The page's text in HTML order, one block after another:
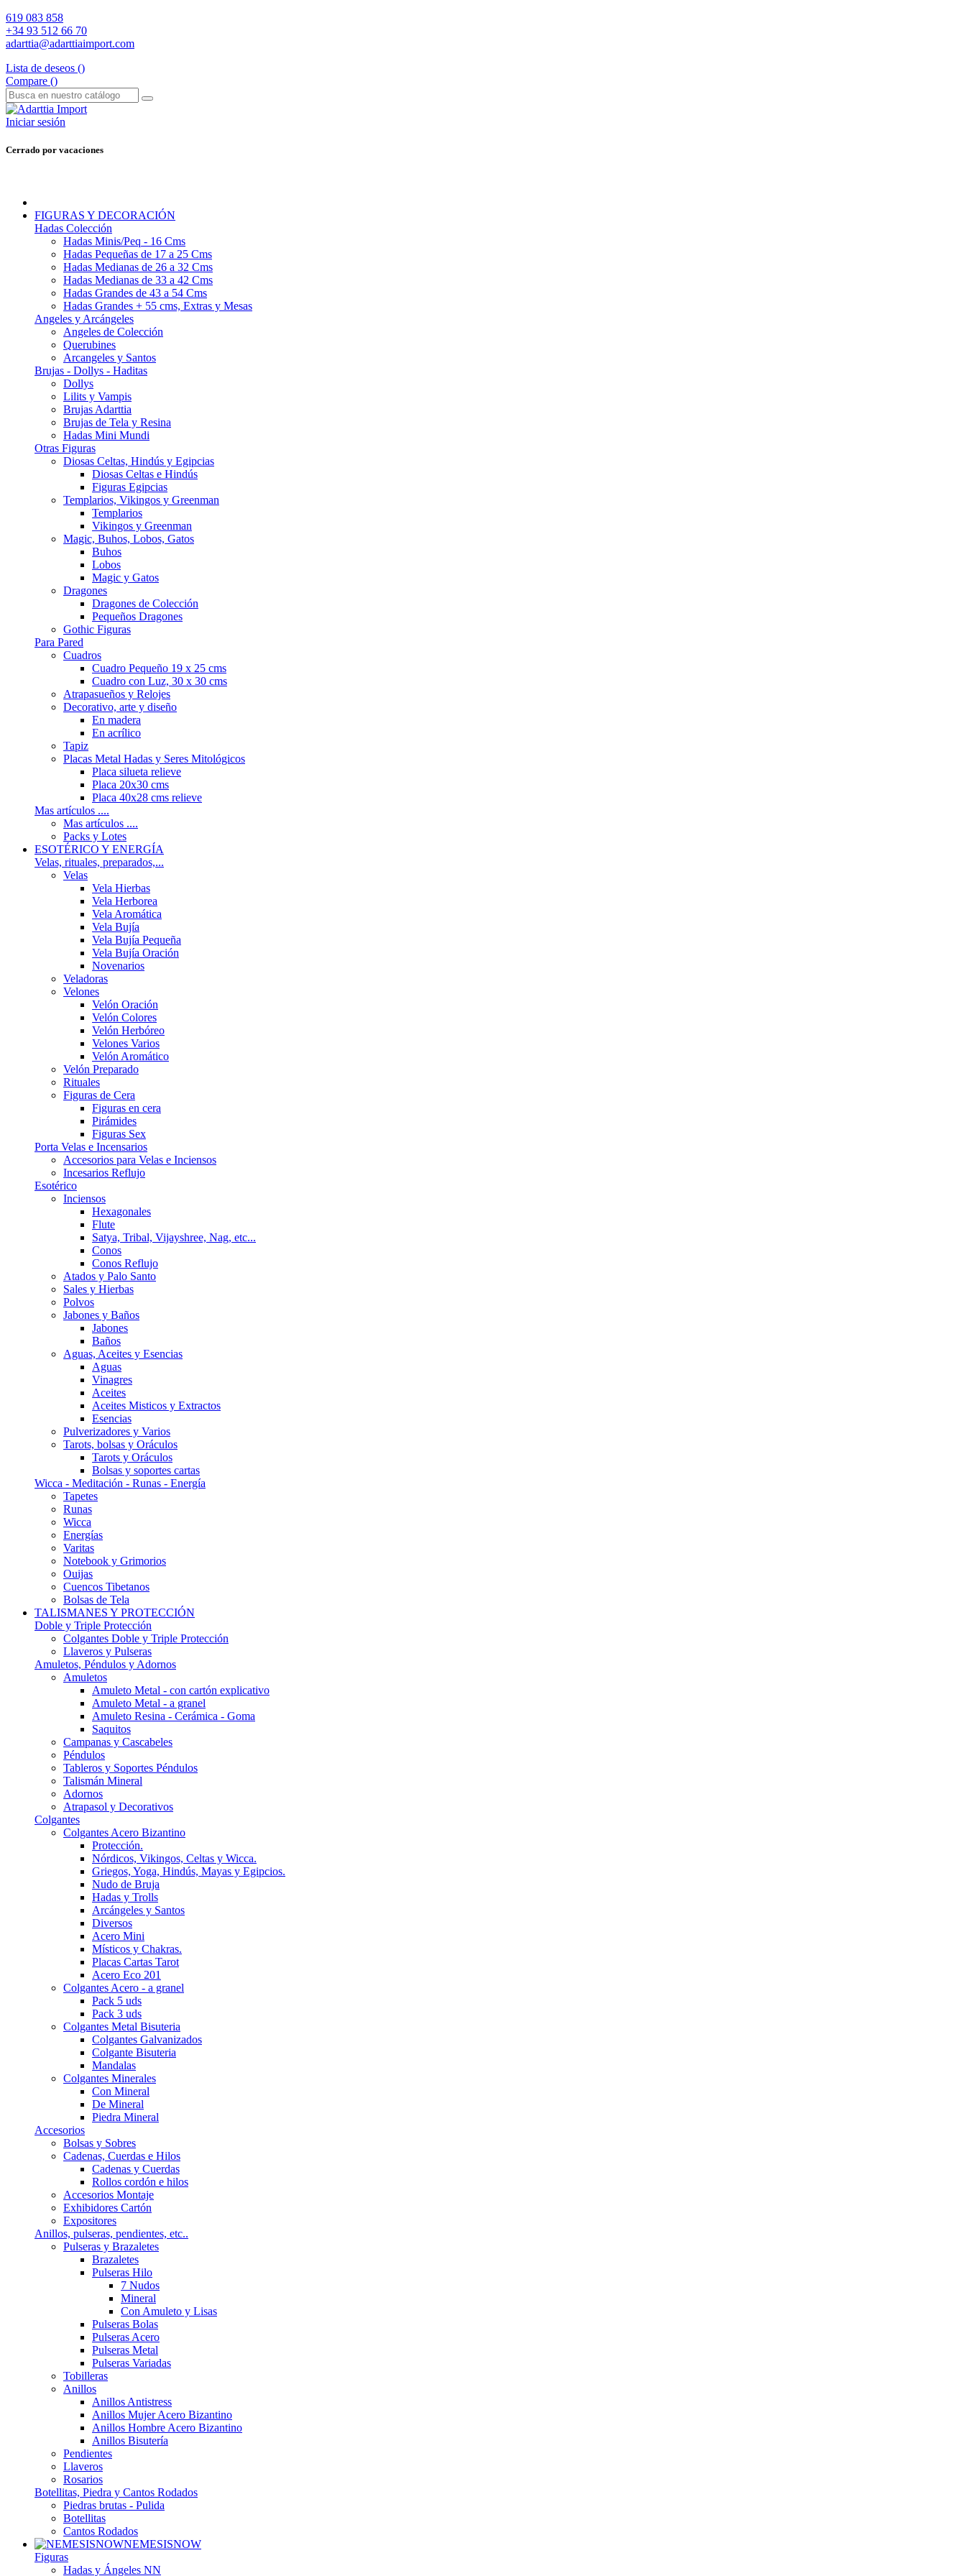
619 083 858
+34 93 512 66 70
adarttia@adarttiaimport.com
Lista de deseos ()
Compare ()
Iniciar sesión
Cerrado por vacaciones
FIGURAS Y DECORACIÓN
Hadas Colección
Hadas Minis/Peq - 16 Cms
Hadas Pequeñas de 17 a 25 Cms
Hadas Medianas de 26 a 32 Cms
Hadas Medianas de 33 a 42 Cms
Hadas Grandes de 43 a 54 Cms
Hadas Grandes + 55 cms, Extras y Mesas
Angeles y Arcángeles
Angeles de Colección
Querubines
Arcangeles y Santos
Brujas - Dollys - Haditas
Dollys
Lilits y Vampis
Brujas Adarttia
Brujas de Tela y Resina
Hadas Mini Mundi
Otras Figuras
Diosas Celtas, Hindús y Egipcias
Diosas Celtas e Hindús
Figuras Egipcias
Templarios, Vikingos y Greenman
Templarios
Vikingos y Greenman
Magic, Buhos, Lobos, Gatos
Buhos
Lobos
Magic y Gatos
Dragones
Dragones de Colección
Pequeños Dragones
Gothic Figuras
Para Pared
Cuadros
Cuadro Pequeño 19 x 25 cms
Cuadro con Luz, 30 x 30 cms
Atrapasueños y Relojes
Decorativo, arte y diseño
En madera
En acrílico
Tapiz
Placas Metal Hadas y Seres Mitológicos
Placa silueta relieve
Placa 20x30 cms
Placa 40x28 cms relieve
Mas artículos ....
Mas artículos ....
Packs y Lotes
ESOTÉRICO Y ENERGÍA
Velas, rituales, preparados,...
Velas
Vela Hierbas
Vela Herborea
Vela Aromática
Vela Bujía
Vela Bujía Pequeña
Vela Bujía Oración
Novenarios
Veladoras
Velones
Velón Oración
Velón Colores
Velón Herbóreo
Velones Varios
Velón Aromático
Velón Preparado
Rituales
Figuras de Cera
Figuras en cera
Pirámides
Figuras Sex
Porta Velas e Incensarios
Accesorios para Velas e Inciensos
Incesarios Reflujo
Esotérico
Inciensos
Hexagonales
Flute
Satya, Tribal, Vijayshree, Nag, etc...
Conos
Conos Reflujo
Atados y Palo Santo
Sales y Hierbas
Polvos
Jabones y Baños
Jabones
Baños
Aguas, Aceites y Esencias
Aguas
Vinagres
Aceites
Aceites Misticos y Extractos
Esencias
Pulverizadores y Varios
Tarots, bolsas y Oráculos
Tarots y Oráculos
Bolsas y soportes cartas
Wicca - Meditación - Runas - Energía
Tapetes
Runas
Wicca
Energías
Varitas
Notebook y Grimorios
Ouijas
Cuencos Tibetanos
Bolsas de Tela
TALISMANES Y PROTECCIÓN
Doble y Triple Protección
Colgantes Doble y Triple Protección
Llaveros y Pulseras
Amuletos, Péndulos y Adornos
Amuletos
Amuleto Metal - con cartón explicativo
Amuleto Metal - a granel
Amuleto Resina - Cerámica - Goma
Saquitos
Campanas y Cascabeles
Péndulos
Tableros y Soportes Péndulos
Talismán Mineral
Adornos
Atrapasol y Decorativos
Colgantes
Colgantes Acero Bizantino
Protección.
Nórdicos, Vikingos, Celtas y Wicca.
Griegos, Yoga, Hindús, Mayas y Egipcios.
Nudo de Bruja
Hadas y Trolls
Arcángeles y Santos
Diversos
Acero Mini
Místicos y Chakras.
Placas Cartas Tarot
Acero Eco 201
Colgantes Acero - a granel
Pack 5 uds
Pack 3 uds
Colgantes Metal Bisuteria
Colgantes Galvanizados
Colgante Bisuteria
Mandalas
Colgantes Minerales
Con Mineral
De Mineral
Piedra Mineral
Accesorios
Bolsas y Sobres
Cadenas, Cuerdas e Hilos
Cadenas y Cuerdas
Rollos cordón e hilos
Accesorios Montaje
Exhibidores Cartón
Expositores
Anillos, pulseras, pendientes, etc..
Pulseras y Brazaletes
Brazaletes
Pulseras Hilo
7 Nudos
Mineral
Con Amuleto y Lisas
Pulseras Bolas
Pulseras Acero
Pulseras Metal
Pulseras Variadas
Tobilleras
Anillos
Anillos Antistress
Anillos Mujer Acero Bizantino
Anillos Hombre Acero Bizantino
Anillos Bisutería
Pendientes
Llaveros
Rosarios
Botellitas, Piedra y Cantos Rodados
Piedras brutas - Pulida
Botellitas
Cantos Rodados
NEMESISNOW
Figuras
Hadas y Ángeles NN